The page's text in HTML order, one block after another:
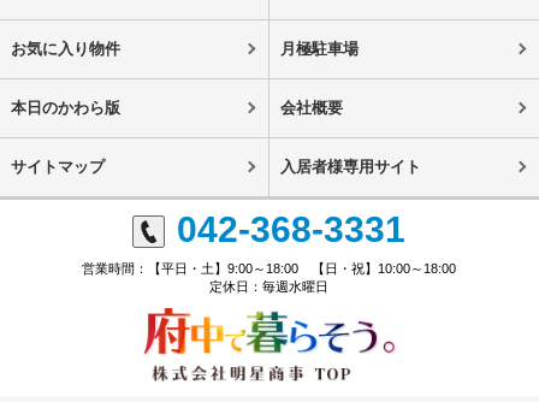
お気に入り物件 月極駐車場
本日のかわら版 会社概要
サイトマップ 入居者様専用サイト
042-368-3331
営業時間：【平日・土】9:00～18:00 【日・祝】10:00～18:00
定休日：毎週水曜日